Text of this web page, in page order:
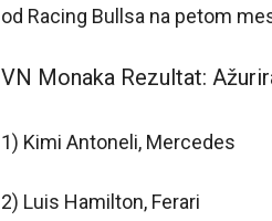
od Racing Bullsa na petom
VN Monaka Rezultat:
1) Kimi Antoneli, Mercedes
2) Luis Hamilton, Ferari